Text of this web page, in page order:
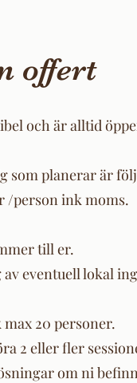
offert
och är alltid
som planerar är
/person ink moms.
till er.
eventuell lokal
20 personer.
2 eller fler
om ni